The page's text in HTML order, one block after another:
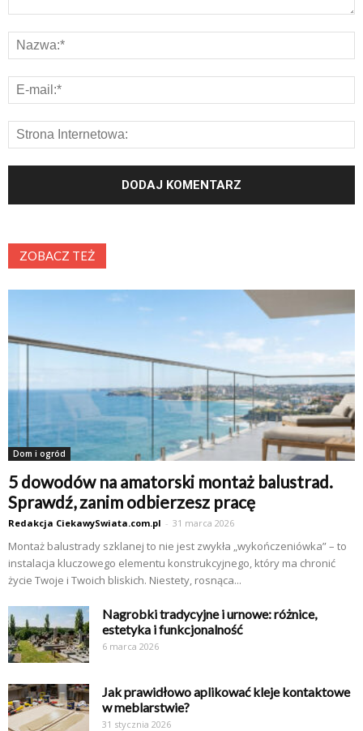
ZOBACZ TEŻ
Dom i ogród
5 dowodów na amatorski montaż balustrad.
Sprawdź, zanim odbierzesz pracę
Redakcja CiekawySwiata.com.pl - 31 marca 2026
Montaż balustrady szklanej to nie jest zwykła „wykończeniówka” – to
instalacja kluczowego elementu konstrukcyjnego, który ma chronić
życie Twoje i Twoich bliskich. Niestety, rosnąca...
Nagrobki tradycyjne i urnowe: różnice,
estetyka i funkcjonalność
6 marca 2026
Jak prawidłowo aplikować kleje kontaktowe
w meblarstwie?
31 stycznia 2026